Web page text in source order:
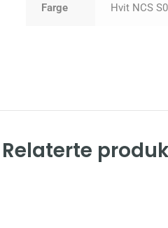
Farge Hvit NCS
Relaterte